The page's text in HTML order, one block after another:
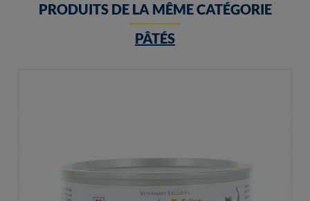
PRODUITS DE LA MÊME CATÉGORIE
PÂTÉS